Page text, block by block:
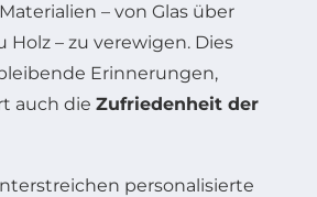
– von Glas über
Holz – zu verewigen. Dies
Erinnerungen,
auch die Zufriedenheit der
personalisierte